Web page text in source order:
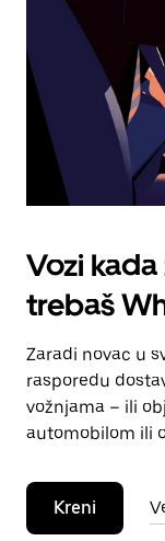
kalendara.
Vozi
trebaš
Zaradi novac u
rasporedu
vožnjama – ili
automobilom ili
Kreni